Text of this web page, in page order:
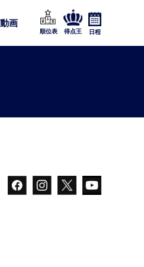
動画
順位表 得点王 日程